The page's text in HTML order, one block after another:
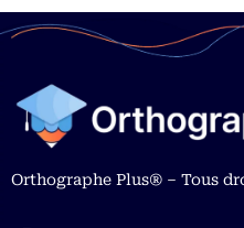
Orthographe Plus® – Tous